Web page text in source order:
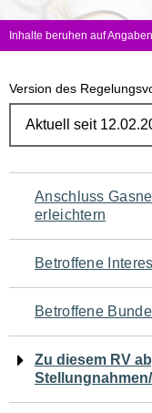
Inhalte beruhen auf
Version des
Navigation
für
den
Anschluss
erleichtern
Betroffene
Betroffene
Zu diesem RV